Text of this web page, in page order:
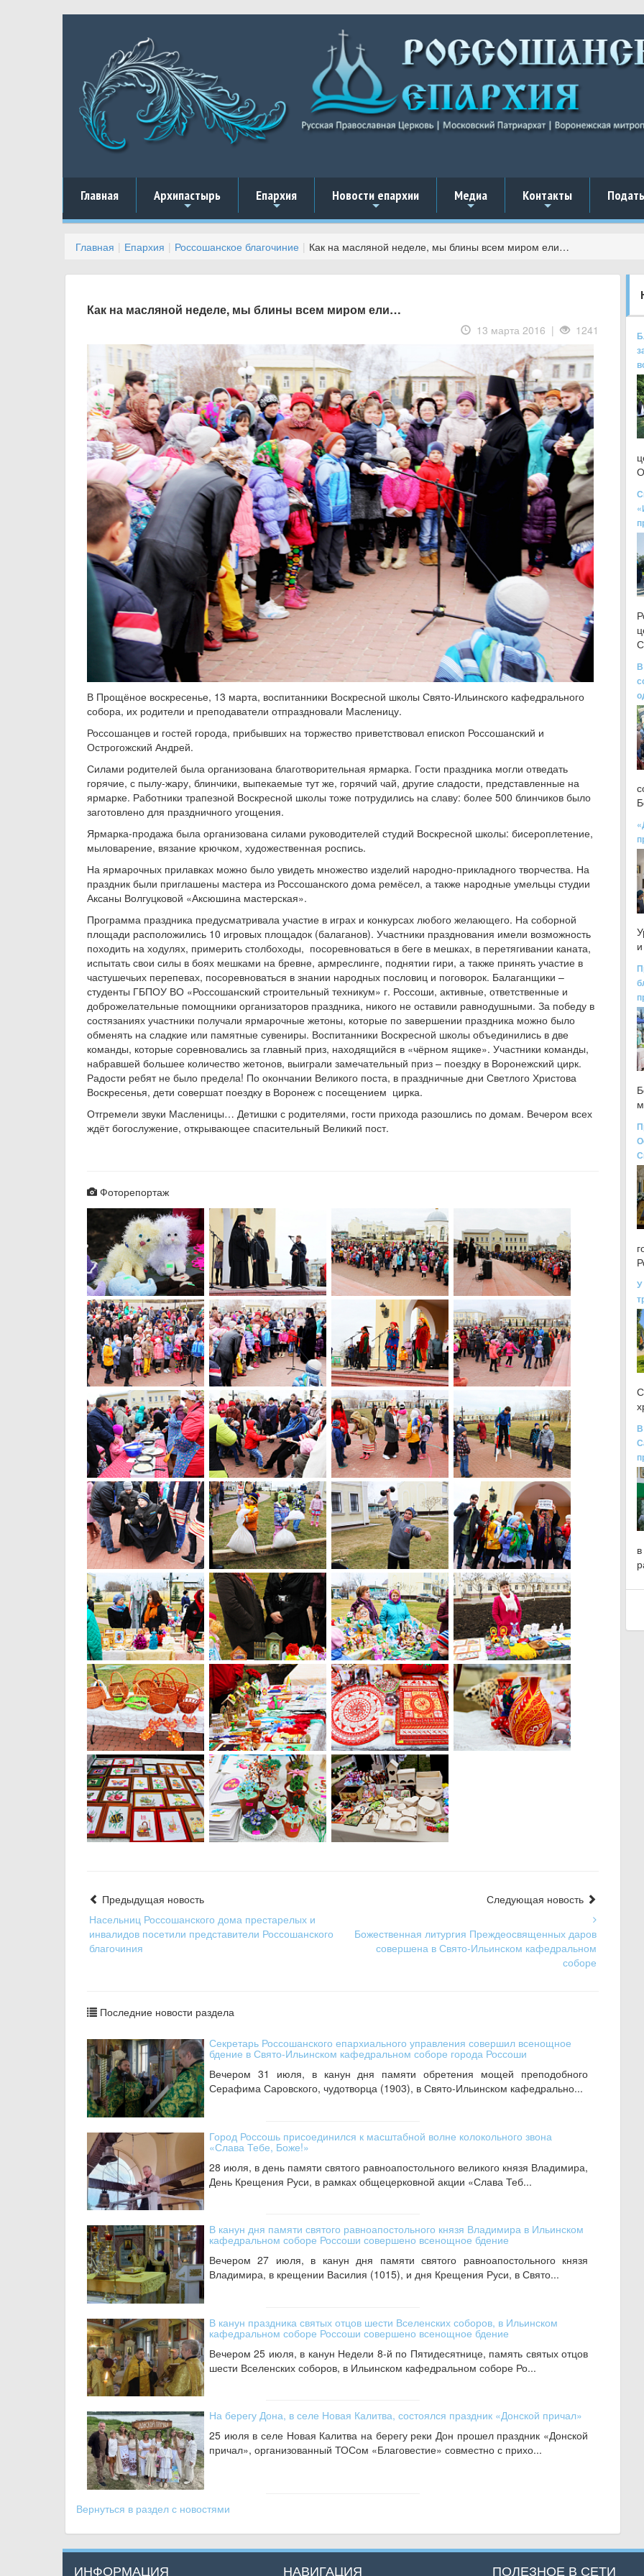
Главная
+
Архипастырь
+
Епархия
+
Новости епархии
+
Медиа
+
Контакты
Главная Епархия Россошанское благочиние Как на масляной неделе, мы блины всем миром ели…
Как на масляной неделе, мы блины всем миром ели…
13 марта 2016 | 1241
В Прощёное воскресенье, 13 марта, воспитанники Воскресной школы Свято-Ильинского кафедрального
собора, их родители и преподаватели отпраздновали Масленицу.
Россошанцев и гостей города, прибывших на торжество приветствовал епископ Россошанский и
Острогожский Андрей.
Силами родителей была организована благотворительная ярмарка. Гости праздника могли отведать
горячие, с пылу-жару, блинчики, выпекаемые тут же, горячий чай, другие сладости, представленные на
ярмарке. Работники трапезной Воскресной школы тоже потрудились на славу: более 500 блинчиков было
заготовлено для праздничного угощения.
Ярмарка-продажа была организована силами руководителей студий Воскресной школы: бисероплетение,
мыловарение, вязание крючком, художественная роспись.
На ярмарочных прилавках можно было увидеть множество изделий народно-прикладного творчества. На
праздник были приглашены мастера из Россошанского дома ремёсел, а также народные умельцы студии
Аксаны Волгуцковой «Аксюшина мастерская».
Программа праздника предусматривала участие в играх и конкурсах любого желающего. На соборной
площади расположились 10 игровых площадок (балаганов). Участники празднования имели возможность
походить на ходулях, примерить столбоходы, посоревноваться в беге в мешках, в перетягивании каната,
испытать свои силы в боях мешками на бревне, армреслинге, поднятии гири, а также принять участие в
частушечьих перепевах, посоревноваться в знании народных пословиц и поговорок. Балаганщики –
студенты ГБПОУ ВО «Россошанский строительный техникум» г. Россоши, активные, ответственные и
доброжелательные помощники организаторов праздника, никого не оставили равнодушными. За победу в
состязаниях участники получали ярмарочные жетоны, которые по завершении праздника можно было
обменять на сладкие или памятные сувениры. Воспитанники Воскресной школы объединились в две
команды, которые соревновались за главный приз, находящийся в «чёрном ящике». Участники команды,
набравшей большее количество жетонов, выиграли замечательный приз – поездку в Воронежский цирк.
Радости ребят не было предела! По окончании Великого поста, в праздничные дни Светлого Христова
Воскресенья, дети совершат поездку в Воронеж с посещением цирка.
Отгремели звуки Масленицы… Детишки с родителями, гости прихода разошлись по домам. Вечером всех
ждёт богослужение, открывающее спасительный Великий пост.
Фоторепортаж
Предыдущая новость
Насельниц Россошанского дома престарелых и
инвалидов посетили представители Россошанского
благочиния
Следующая новость
Божественная литургия Преждеосвященных даров
совершена в Свято-Ильинском кафедральном
соборе
Последние новости раздела
Секретарь Россошанского епархиального управления совершил всенощное
бдение в Свято-Ильинском кафедральном соборе города Россоши
Вечером 31 июля, в канун дня памяти обретения мощей преподобного
Серафима Саровского, чудотворца (1903), в Свято-Ильинском кафедрально...
Город Россошь присоединился к масштабной волне колокольного звона
«Слава Тебе, Боже!»
28 июля, в день памяти святого равноапостольного великого князя Владимира,
День Крещения Руси, в рамках общецерковной акции «Слава Теб...
В канун дня памяти святого равноапостольного князя Владимира в Ильинском
кафедральном соборе Россоши совершено всенощное бдение
Вечером 27 июля, в канун дня памяти святого равноапостольного князя
Владимира, в крещении Василия (1015), и дня Крещения Руси, в Свято...
В канун праздника святых отцов шести Вселенских соборов, в Ильинском
кафедральном соборе Россоши совершено всенощное бдение
Вечером 25 июля, в канун Недели 8-й по Пятидесятнице, память святых отцов
шести Вселенских соборов, в Ильинском кафедральном соборе Ро...
На берегу Дона, в селе Новая Калитва, состоялся праздник «Донской причал»
25 июля в селе Новая Калитва на берегу реки Дон прошел праздник «Донской
причал», организованный ТОСом «Благовестие» совместно с прихо...
Вернуться в раздел с новостями
В
У
ИНФОРМАЦИЯ НАВИГАЦИЯ ПОЛЕЗНОЕ В СЕТИ